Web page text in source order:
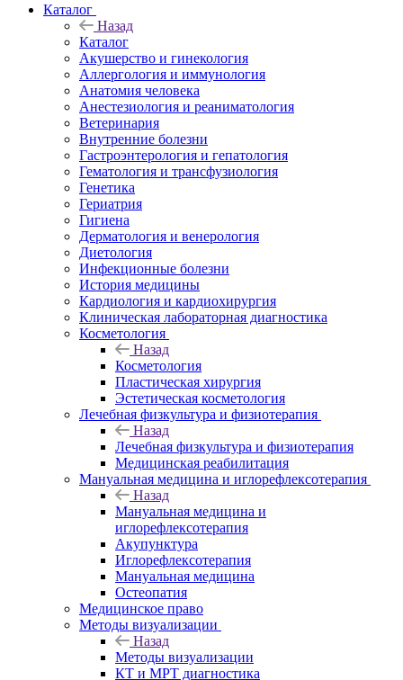
Каталог
Назад
Каталог
Акушерство и гинекология
Аллергология и иммунология
Анатомия человека
Анестезиология и реаниматология
Ветеринария
Внутренние болезни
Гастроэнтерология и гепатология
Гематология и трансфузиология
Генетика
Гериатрия
Гигиена
Дерматология и венерология
Диетология
Инфекционные болезни
История медицины
Кардиология и кардиохирургия
Клиническая лабораторная диагностика
Косметология
Назад
Косметология
Пластическая хирургия
Эстетическая косметология
Лечебная физкультура и физиотерапия
Назад
Лечебная физкультура и физиотерапия
Медицинская реабилитация
Мануальная медицина и иглорефлексотерапия
Назад
Мануальная медицина и
иглорефлексотерапия
Акупунктура
Иглорефлексотерапия
Мануальная медицина
Остеопатия
Медицинское право
Методы визуализации
Назад
Методы визуализации
КТ и МРТ диагностика